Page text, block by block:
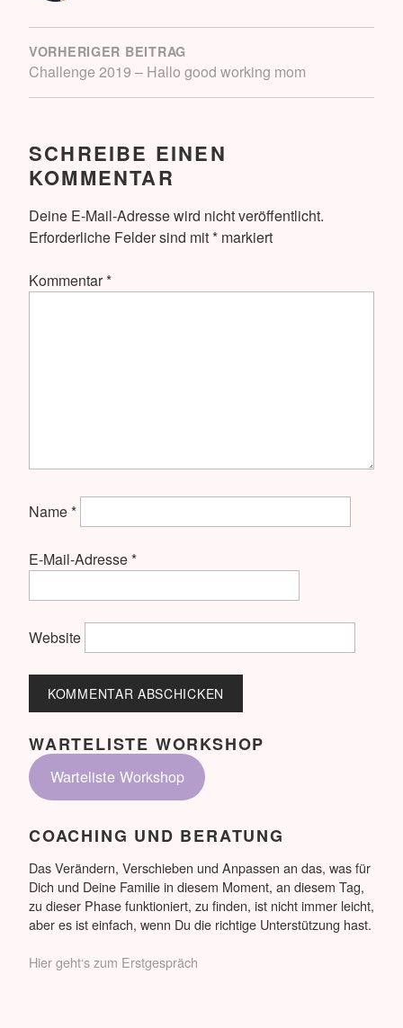
BEITRAGSNAVIGATION
VORHERIGER BEITRAG
Challenge 2019 – Hallo good working mom
SCHREIBE EINEN
KOMMENTAR
Deine E-Mail-Adresse wird nicht veröffentlicht.
Erforderliche Felder sind mit* markiert
Kommentar*
Name*
E-Mail-Adresse*
Website
WARTELISTE WORKSHOP
Warteliste Workshop
COACHING UND BERATUNG
Das Verändern, Verschieben und Anpassen an das, was für
Dich und Deine Familie in diesem Moment, an diesem Tag,
zu dieser Phase funktioniert, zu finden, ist nicht immer leicht,
aber es ist einfach, wenn Du die richtige Unterstützung hast.
Hier geht‘s zum Erstgespräch